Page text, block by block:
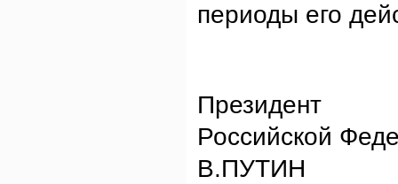
периоды его
Президент
Российской
В.ПУТИН